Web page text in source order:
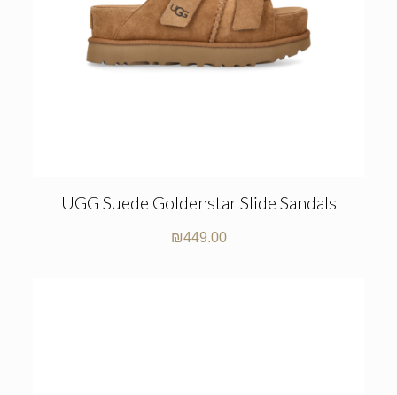
UGG Suede Goldenstar Slide Sandals
₪449.00